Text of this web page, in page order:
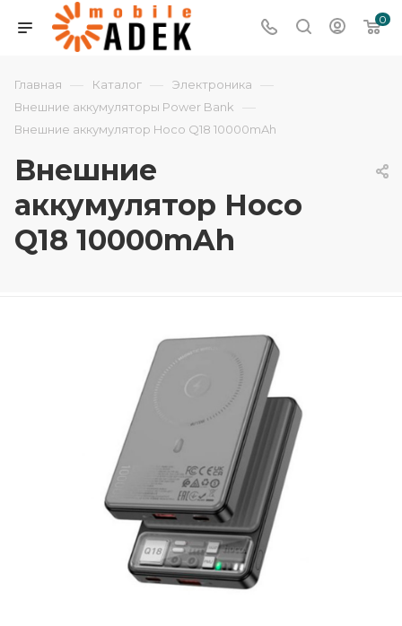
0
Главная — Каталог — Электроника —
Внешние аккумуляторы Power Bank —
Внешние аккумулятор Hoco Q18 10000mAh
Внешние
аккумулятор Hoco
Q18 10000mAh